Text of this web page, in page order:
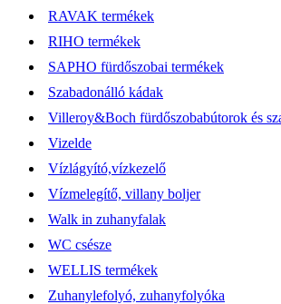
RAVAK termékek
RIHO termékek
SAPHO fürdőszobai termékek
Szabadonálló kádak
Villeroy&Boch fürdőszobabútorok és
Vizelde
Vízlágyító,vízkezelő
Vízmelegítő, villany boljer
Walk in zuhanyfalak
WC csésze
WELLIS termékek
Zuhanylefolyó, zuhanyfolyóka